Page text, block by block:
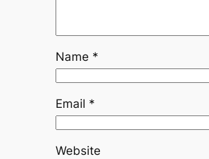
Name *
Email *
Website